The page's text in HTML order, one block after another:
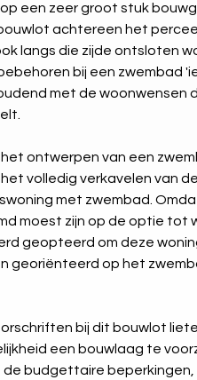
een zeer groot stuk
achtereen het
langs die zijde ontsloten
bij een zwembad
met de woonwensen
ontwerpen van een
volledig verkavelen van
met zwembad.
moest zijn op de optie tot
geopteerd om deze
georiënteerd op het
bij dit bouwlot
een bouwlaag te
de budgettaire beperkingen,